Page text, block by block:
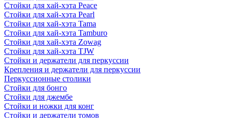
Стойки для хай-хэта Peace
Стойки для хай-хэта Pearl
Стойки для хай-хэта Tama
Стойки для хай-хэта Tamburo
Стойки для хай-хэта Zowag
Стойки для хай-хэта TJW
Стойки и держатели для перкуссии
Крепления и держатели для перкуссии
Перкуссионные столики
Стойки для бонго
Стойки для джембе
Стойки и ножки для конг
Стойки и держатели томов